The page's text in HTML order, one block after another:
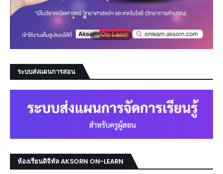
ระบบส่งแผนการสอน
ห้องเรียนดิจิทัล AKSORN ON-LEARN